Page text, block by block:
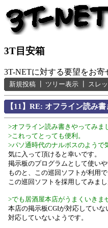
3T目安箱
3T-NETに対する要望をお寄
新規投稿 ツリー表示 スレ
【11】RE: オフライン読み書
>オフライン読み書きやってみま
>これってとっても便利。
>パソ通時代のナルボスのようで
気に入って頂けると幸いです。
掲示板のプログラムとして使い
ものと、この巡回ソフトが利用
この巡回ソフトを採用してみまし
>でも居酒屋本店がうまくいきま
本店の掲示板CGIが対応してい
対応していないようです。